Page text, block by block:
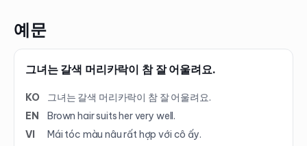
예문
그녀는 갈색 머리카락이 참 잘 어울려요.
KO
그녀는 갈색 머리카락이 참 잘 어울려요.
EN
Brown hair suits her very well.
VI
Mái tóc màu nâu rất hợp với cô ấy.